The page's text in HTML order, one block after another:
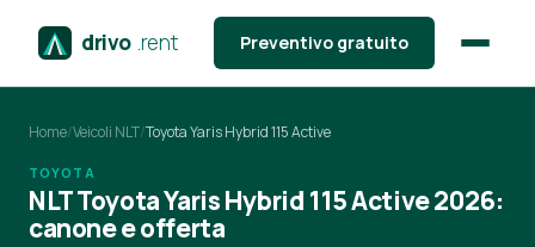
drivo .rent Preventivo gratuito
Home/Veicoli NLT/Toyota Yaris Hybrid 115 Active
TOYOTA
NLT Toyota Yaris Hybrid 115 Active 2026:
canone e offerta